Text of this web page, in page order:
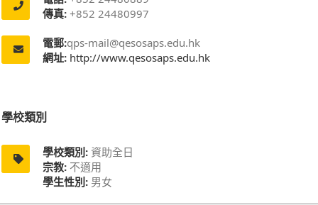
傳真: +852 24480997
電郵:qps-mail@qesosaps.edu.hk
網址: http://www.qesosaps.edu.hk
學校類別
學校類別: 資助全日
宗教: 不適用
學生性別: 男女